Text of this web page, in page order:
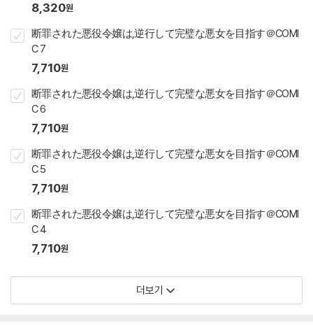
8,320원
断罪された悪役令嬢は,逆行して完璧な悪女を目指す＠COMI
C 7
7,710원
断罪された悪役令嬢は,逆行して完璧な悪女を目指す＠COMI
C 6
7,710원
断罪された悪役令嬢は,逆行して完璧な悪女を目指す＠COMI
C 5
7,710원
断罪された悪役令嬢は,逆行して完璧な悪女を目指す＠COMI
C 4
7,710원
더보기